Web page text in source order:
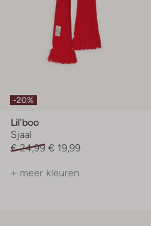
-20%
Lil'boo
Sjaal
€ 24,99 € 19,99
+ meer kleuren